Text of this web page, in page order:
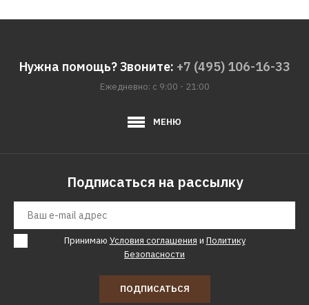
Нужна помощь? Звоните: +7 (495) 106-16-33
Ежедневно: с 9:00 - 21:00
МЕНЮ
Подписаться на рассылку
Принимаю Условия соглашения и Политику
Безопасности
ПОДПИСАТЬСЯ